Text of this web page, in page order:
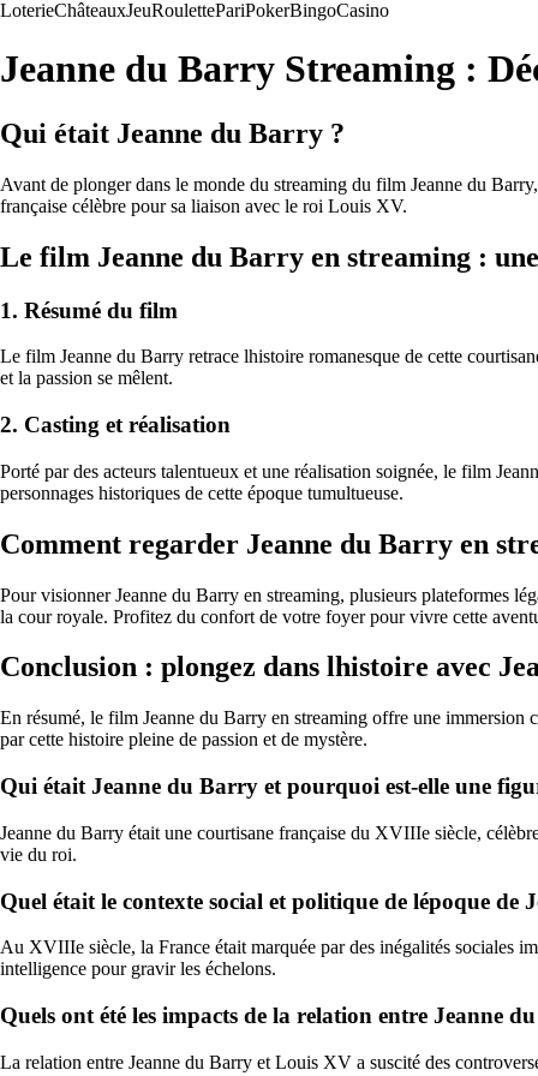
LoterieChâteauxJeuRoulettePariPokerBingoCasino
Jeanne du Barry Streaming :
Qui était Jeanne du Barry ?
Avant de plonger dans le monde du streaming du film Jeanne du
française célèbre pour sa liaison avec le roi Louis XV.
Le film Jeanne du Barry en streaming :
1. Résumé du film
Le film Jeanne du Barry retrace lhistoire romanesque de cette
et la passion se mêlent.
2. Casting et réalisation
Porté par des acteurs talentueux et une réalisation soignée, le film
personnages historiques de cette époque tumultueuse.
Comment regarder Jeanne du Barry en
Pour visionner Jeanne du Barry en streaming, plusieurs plateformes
la cour royale. Profitez du confort de votre foyer pour vivre cette
Conclusion : plongez dans lhistoire avec
En résumé, le film Jeanne du Barry en streaming offre une immersion
par cette histoire pleine de passion et de mystère.
Qui était Jeanne du Barry et pourquoi est-elle une
Jeanne du Barry était une courtisane française du XVIIIe siècle,
vie du roi.
Quel était le contexte social et politique de lépoque de
Au XVIIIe siècle, la France était marquée par des inégalités sociales
intelligence pour gravir les échelons.
Quels ont été les impacts de la relation entre Jeanne
La relation entre Jeanne du Barry et Louis XV a suscité des